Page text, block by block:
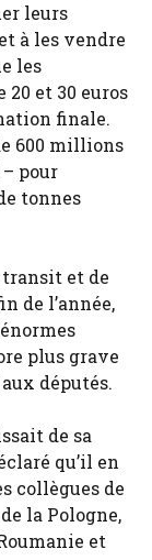
leurs
à les vendre
les
et 30 euros
finale.
600 millions
– pour
tonnes
transit et de
de l’année,
plus grave
députés.
de sa
qu’il en
collègues de
la Pologne,
et